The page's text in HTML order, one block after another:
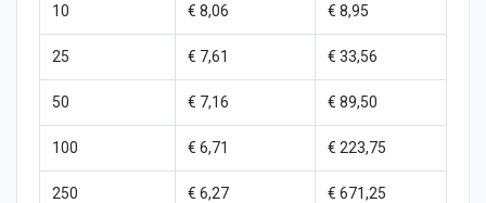
10 € 8,06 € 8,95
25 € 7,61 € 33,56
50 € 7,16 € 89,50
100 € 6,71 € 223,75
250 € 6,27 € 671,25